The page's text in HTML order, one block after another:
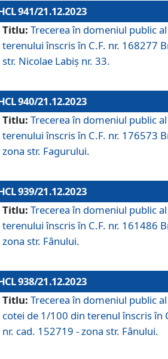
941/21.12.2023
Titlu: Trecerea în domeniul public
terenului înscris în C.F. nr. 168277
str. Nicolae Labiș nr. 33.
940/21.12.2023
Titlu: Trecerea în domeniul public
terenului înscris în C.F. nr. 176573
zona str. Fagurului.
939/21.12.2023
Titlu: Trecerea în domeniul public
terenului înscris în C.F. nr. 161486
zona str. Fânului.
938/21.12.2023
Titlu: Trecerea în domeniul public
cotei de 1/100 din terenul înscris în
nr. cad. 152719 - zona str. Fânului.